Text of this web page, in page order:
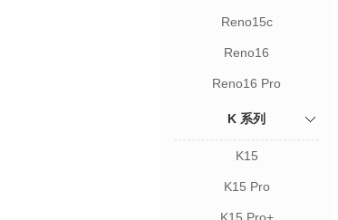
Reno15c
Reno16
Reno16 Pro
K 系列
K15
K15 Pro